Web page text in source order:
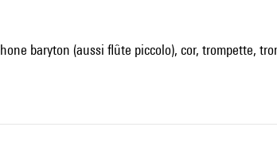
baryton (aussi flûte piccolo), cor, trompette,